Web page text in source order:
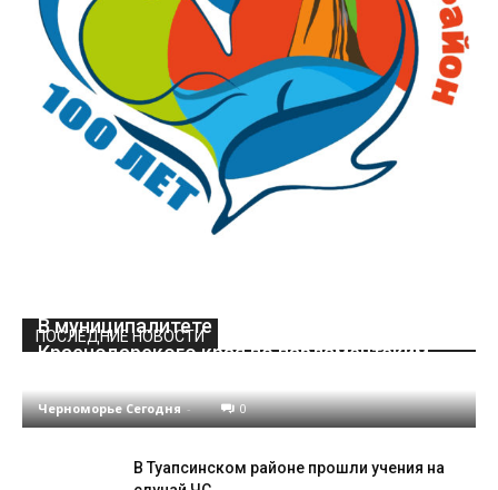
ПОСЛЕДНИЕ НОВОСТИ
В муниципалитете стартовал этап Кубка
Краснодарского края по парламентским
Черноморье Сегодня - 0
В Туапсинском районе прошли учения на